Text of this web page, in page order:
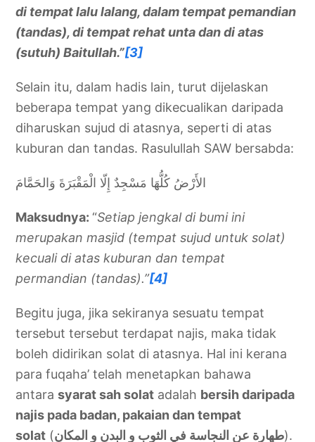
di tempat lalu lalang, dalam tempat pemandian
(tandas), di tempat rehat unta dan di atas
(sutuh) Baitullah.”[3]
Selain itu, dalam hadis lain, turut dijelaskan
beberapa tempat yang dikecualikan daripada
diharuskan sujud di atasnya, seperti di atas
kuburan dan tandas. Rasulullah SAW bersabda:
الأَرْضُ كُلُّهَا مَسْجِدٌ إِلّا الْمَقْبَرَةَ وَالحَمَّامَ
Maksudnya: “Setiap jengkal di bumi ini
merupakan masjid (tempat sujud untuk solat)
kecuali di atas kuburan dan tempat
permandian (tandas).”[4]
Begitu juga, jika sekiranya sesuatu tempat
tersebut tersebut terdapat najis, maka tidak
boleh didirikan solat di atasnya. Hal ini kerana
para fuqaha’ telah menetapkan bahawa
antarasyarat sah solat adalah bersih daripada
najis pada badan, pakaian dan tempat
solat (طهارة عن النجاسة في الثوب و البدن و المكان).